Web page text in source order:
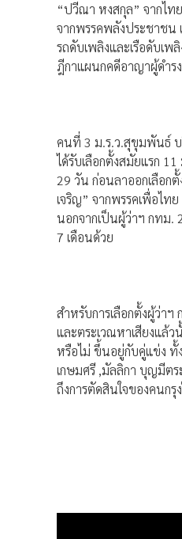
“ปวีณา หงสกุล” จากไท
จากพรรคพลังประชาช
รถดับเพลิงและเรือดับเ
ฎีกาแผนกคดีอาญาผู้ดำร
คนที่ 3 ม.ร.ว.สุขุมพันธ์ บ
ได้รับเลือกตั้งสมัยแรก
29 วัน ก่อนลาออกเลือก
เจริญ” จากพรรคเพื่อไ
นอกจากเป็นผู้ว่าฯ กทม.
7 เดือนด้วย
สำหรับการเลือกตั้งผู้ว่า
และตระเวณหาเสียงแล้
หรือไม่ ขึ้นอยู่กับคู่แข่ง
เกษมศรี ,มัลลิกา บุญมีตร
ถึงการตัดสินใจของคนก